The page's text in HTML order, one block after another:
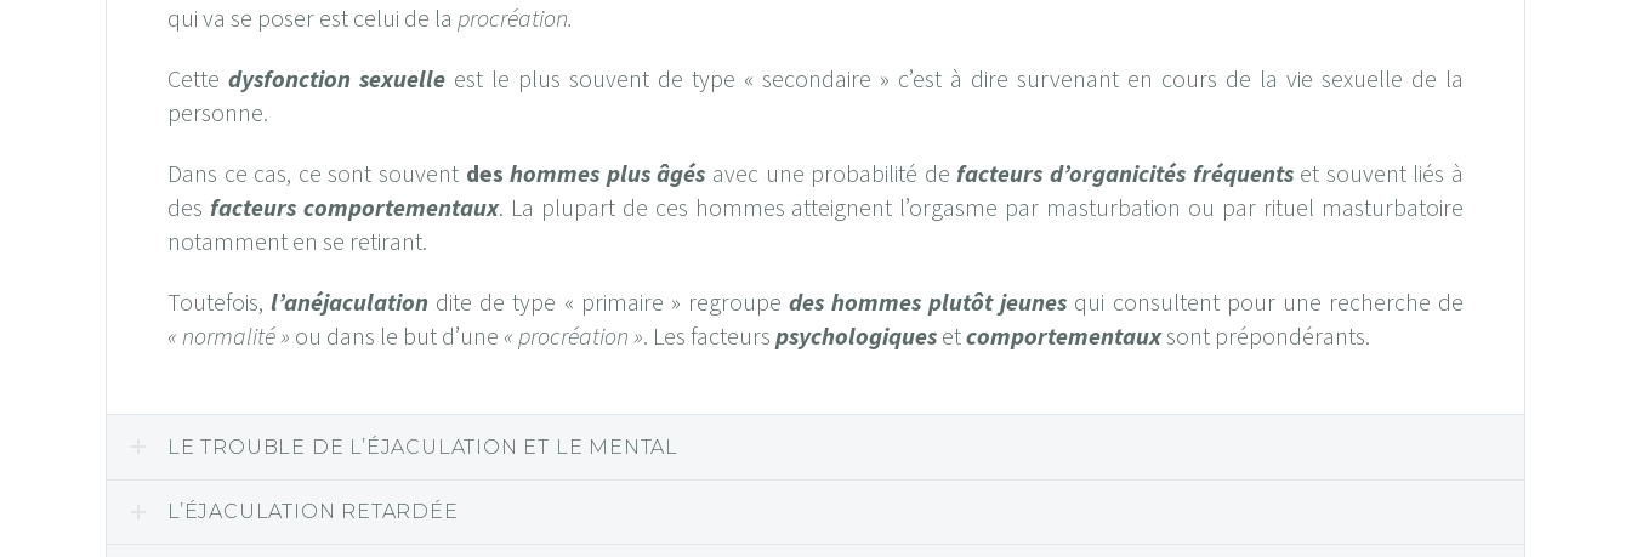
qui va se poser est celui de la procréation.
Cette dysfonction sexuelle est le plus souvent de type « secondaire » c’est à dire survenant en cours de la vie sexuelle de la
personne.
Dans ce cas, ce sont souvent deshommes plus âgés avec une probabilité de facteurs d’organicités fréquentset souvent liés à
des facteurs comportementaux. La plupart de ces hommes atteignent l’orgasme par masturbation ou par rituel masturbatoire
notamment en se retirant.
Toutefois,l’anéjaculation dite de type « primaire » regroupedes hommes plutôt jeunes qui consultent pour une recherche de
« normalité » ou dans le but d’une « procréation ». Les facteurs psychologiques etcomportementauxsont prépondérants.
LE TROUBLE DE L’ÉJACULATION ET LE MENTAL
L’ÉJACULATION RETARDÉE